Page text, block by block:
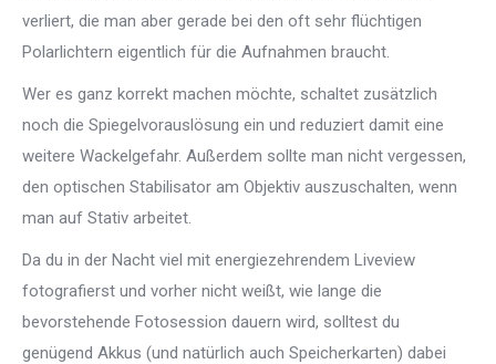
verliert, die man aber gerade bei den oft sehr flüchtigen
Polarlichtern eigentlich für die Aufnahmen braucht.
Wer es ganz korrekt machen möchte, schaltet zusätzlich
noch die Spiegelvorauslösung ein und reduziert damit eine
weitere Wackelgefahr. Außerdem sollte man nicht vergessen,
den optischen Stabilisator am Objektiv auszuschalten, wenn
man auf Stativ arbeitet.
Da du in der Nacht viel mit energiezehrendem Liveview
fotografierst und vorher nicht weißt, wie lange die
bevorstehende Fotosession dauern wird, solltest du
genügend Akkus (und natürlich auch Speicherkarten) dabei